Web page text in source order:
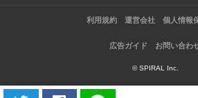
利用規約 運営会社 個人情報
広告ガイド お問い合わ
© SPIRAL Inc.